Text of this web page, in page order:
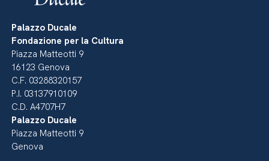
Palazzo Ducale
Fondazione per la Cultura
Piazza Matteotti 9
16123 Genova
C.F. 03288320157
P.I. 03137910109
C.D. A4707H7
Palazzo Ducale
Piazza Matteotti 9
Genova